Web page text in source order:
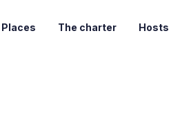
Places The charter Hosts